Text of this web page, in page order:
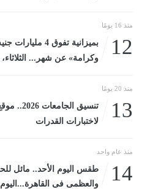
منذ 16 يومًا
12
بميزانية تفوق
وكرامة» عن شهر... الثلاثاء، 14 يوليو 2026 10:46 صـ
منذ 20 يومًا
13
تنسيق
لاختبارات القدرات
منذ عام واحد
14
طقس اليوم الأحد.. مائل